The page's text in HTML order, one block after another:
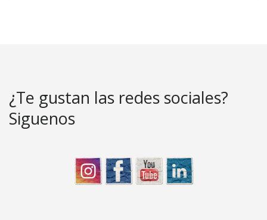
¿Te gustan las redes sociales?
Siguenos